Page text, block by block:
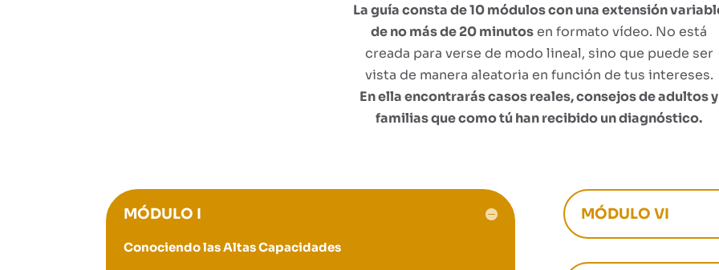
La guía consta de 10 módulos con una extensión
de no más de 20 minutosen formato vídeo. No está
creada para verse de modo lineal, sino que puede ser
vista de manera aleatoria en función de tus intereses.
En ella encontrarás casos reales, consejos de adultos y
familias que como tú han recibido un diagnóstico.
MÓDULO I
Conociendo las Altas Capacidades
MÓDULO VI